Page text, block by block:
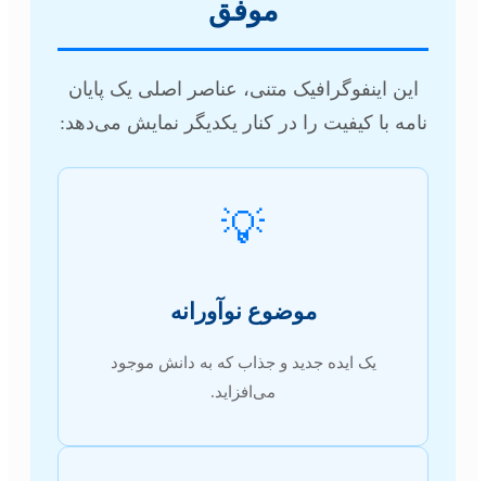
موفق
این اینفوگرافیک متنی، عناصر اصلی یک پایان
نامه با کیفیت را در کنار یکدیگر نمایش می‌دهد:
💡
موضوع نوآورانه
یک ایده جدید و جذاب که به دانش موجود
می‌افزاید.